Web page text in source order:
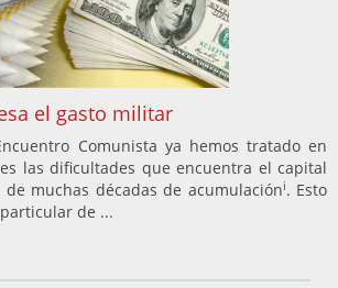
el gasto militar
Comunista ya hemos tratado en
las dificultades que encuentra el capital
muchas décadas de acumulacióni. Esto
de ...